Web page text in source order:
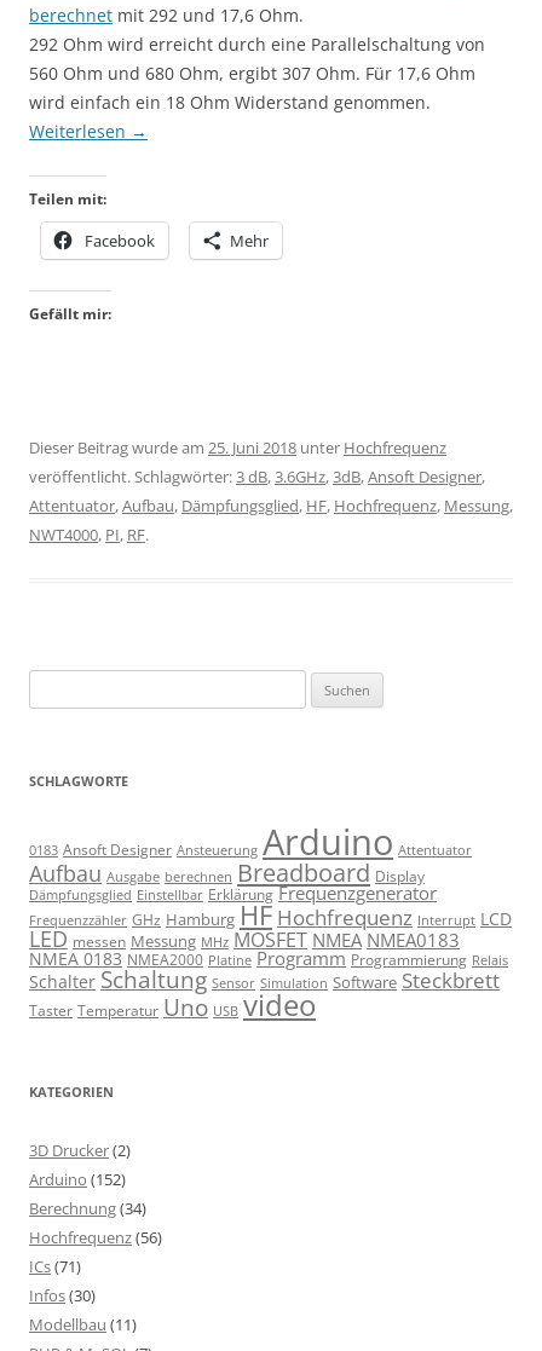
berechnet mit 292 und 17,6 Ohm.
292 Ohm wird erreicht durch eine Parallelschaltung von
560 Ohm und 680 Ohm, ergibt 307 Ohm. Für 17,6 Ohm
wird einfach ein 18 Ohm Widerstand genommen.
Weiterlesen →
Teilen mit:
Facebook Mehr
Gefällt mir:
Dieser Beitrag wurde am 25. Juni 2018 unter Hochfrequenz
veröffentlicht. Schlagwörter:3 dB,3.6GHz,3dB,Ansoft Designer,
Attentuator,Aufbau, Dämpfungsglied, HF, Hochfrequenz, Messung,
NWT4000, PI, RF.
nach:
SCHLAGWORTE
0183 Ansoft Designer Ansteuerung Arduino Attentuator
Aufbau Ausgabe berechnen Breadboard Display
Dämpfungsglied Einstellbar Erklärung Frequenzgenerator
Frequenzzähler GHz Hamburg HF Hochfrequenz Interrupt LCD
LED messen Messung MHz MOSFET NMEA NMEA0183
NMEA 0183 NMEA2000 Platine Programm Programmierung Relais
Schalter Schaltung Sensor Simulation Software Steckbrett
Taster Temperatur Uno USB video
KATEGORIEN
3D Drucker(2)
Arduino (152)
Berechnung(34)
Hochfrequenz(56)
ICs(71)
Infos(30)
Modellbau (11)